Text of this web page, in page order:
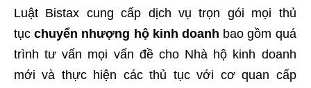
Luật Bistax cung cấp dịch vụ trọn gói mọi thủ
tụcchuyển nhượng hộ kinh doanh bao gồm quá
trình tư vấn mọi vấn đề cho Nhà hộ kinh doanh
mới và thực hiện các thủ tục với cơ quan cấp